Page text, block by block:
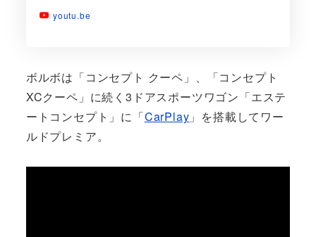
youtu.be
ボルボは「コンセプト クーペ」、「コンセプト
XCクーペ」に続く3ドアスポーツワゴン「エステ
ートコンセプト」に「CarPlay 」を搭載してワー
ルドプレミア。